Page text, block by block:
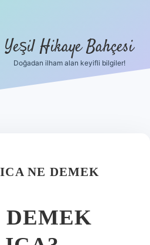
Yeşil Hikaye Bahçesi
Doğadan ilham alan keyifli bilgiler!
NE DEMEK
DEMEK